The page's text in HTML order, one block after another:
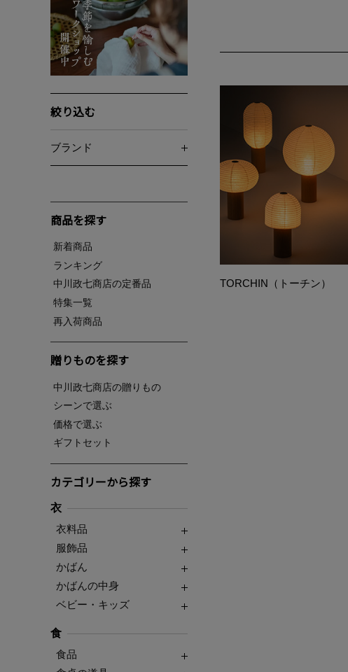
絞り込む
ブランド
商品を探す
新着商品
ランキング
中川政七商店の定番品
特集一覧
再入荷商品
贈りものを探す
中川政七商店の贈りもの
シーンで選ぶ
価格で選ぶ
ギフトセット
カテゴリーから探す
衣
衣料品
服飾品
かばん
かばんの中身
ベビー・キッズ
食
食品
TORCHIN（トーチン）